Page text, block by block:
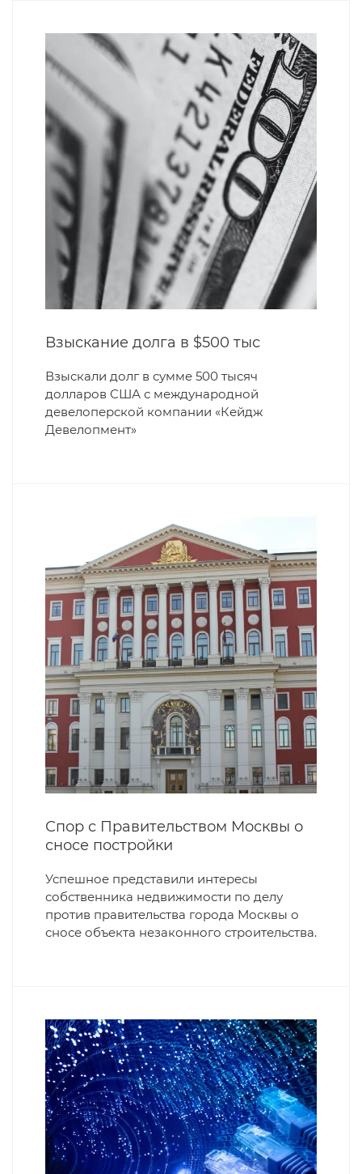
Взыскание долга в $500 тыс
Взыскали долг в сумме 500 тысяч
долларов США с международной
девелоперской компании «Кейдж
Девелопмент»
Спор с Правительством Москвы о
сносе постройки
Успешное представили интересы
собственника недвижимости по делу
против правительства города Москвы о
сносе объекта незаконного строительства.